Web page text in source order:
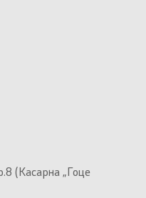
(Касарна „Гоце